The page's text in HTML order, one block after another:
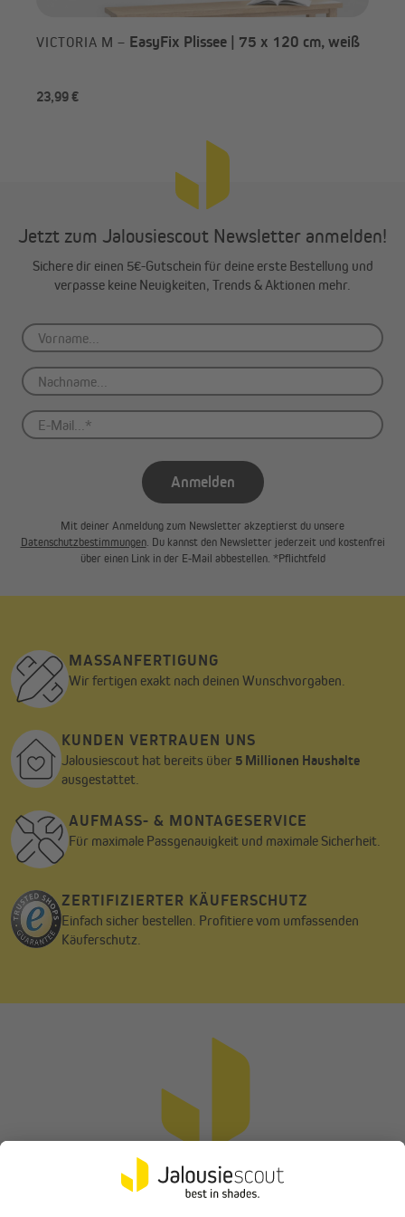
wichtig, vor der Bestellung sorgfältig zu messen. Dabei hilft dir
unsere Maßanleitung.
überschreitet.
VICTORIA M – EasyFix Plissee | 75 x 120 cm, weiß
23,99 €
Jetzt zum Jalousiescout Newsletter anmelden!
Sichere dir einen 5€-Gutschein für deine erste Bestellung und
verpasse keine Neuigkeiten, Trends & Aktionen mehr.
Anmelden
Mit deiner Anmeldung zum Newsletter akzeptierst du unsere
Datenschutzbestimmungen. Du kannst den Newsletter jederzeit und kostenfrei
über einen Link in der E-Mail abbestellen. *Pflichtfeld
MASSANFERTIGUNG
Wir fertigen exakt nach deinen Wunschvorgaben.
KUNDEN VERTRAUEN UNS
Jalousiescout hat bereits über 5 Millionen Haushalte
ausgestattet.
AUFMASS- & MONTAGESERVICE
Für maximale Passgenauigkeit und maximale Sicherheit.
ZERTIFIZIERTER KÄUFERSCHUTZ
Einfach sicher bestellen. Profitiere vom umfassenden
Käuferschutz.